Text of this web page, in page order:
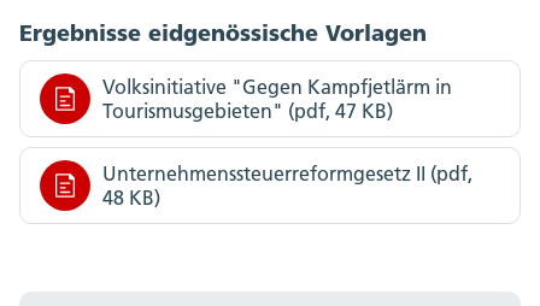
Ergebnisse eidgenössische Vorlagen
Volksinitiative "Gegen Kampfjetlärm in
Tourismusgebieten" (pdf, 47 KB)
Unternehmenssteuerreformgesetz II (pdf,
48 KB)